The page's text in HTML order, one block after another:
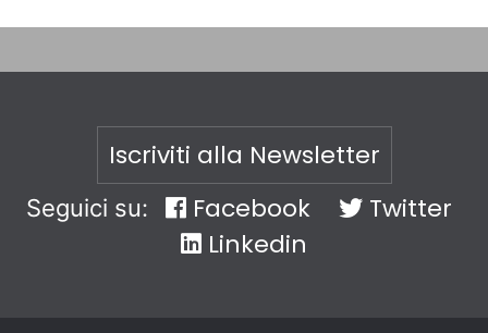
Iscriviti alla Newsletter
Seguici su: Facebook
Twitter
Linkedin